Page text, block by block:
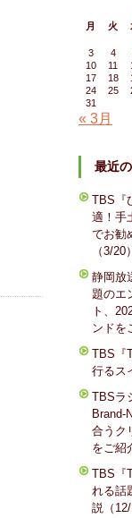
月
火
3
4
10
11
17
18
24
25
31
« 3月
最近
TBS『
適！手
でお勧
（3/20）
静岡放
題のエ
ト、
ンドを
TBS『
行るス
TBSラ
Brand-
合うク
をご紹
TBS『
れる話
説（12/